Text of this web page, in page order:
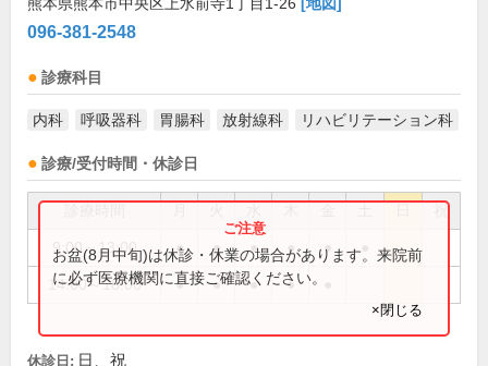
096-381-2548
診療科目
内科 呼吸器科 胃腸科 放射線科 リハビリテーション科
診療/受付時間・休診日
祝
9:00～13:00 ● ● ● ● ●
14:00～18:00 ● ● ● ●
お盆(8月中旬)は休診・休業の場合があります。来院前
に必ず医療機関に直接ご確認ください。
×閉じる
休診日: 日、祝